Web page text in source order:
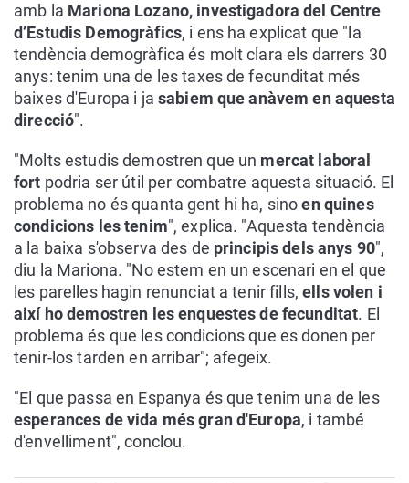
amb la Mariona Lozano, investigadora del Centre
d’Estudis Demogràfics, i ens ha explicat que "la
tendència demogràfica és molt clara els darrers 30
anys: tenim una de les taxes de fecunditat més
baixes d'Europa i ja sabiem que anàvem en aquesta
direcció".
"Molts estudis demostren que un mercat laboral
fort podria ser útil per combatre aquesta situació. El
problema no és quanta gent hi ha, sinoen quines
condicions les tenim", explica. "Aquesta tendència
a la baixa s'observa des de principis dels anys 90",
diu la Mariona. "No estem en un escenari en el que
les parelles hagin renunciat a tenir fills,ells volen i
així ho demostren les enquestes de fecunditat. El
problema és que les condicions que es donen per
tenir-los tarden en arribar"; afegeix.
"El que passa en Espanya és que tenim una de les
esperances de vida més gran d'Europa, i també
d'envelliment", conclou.